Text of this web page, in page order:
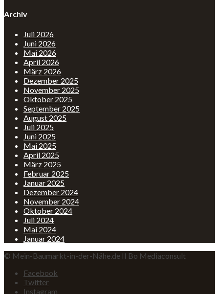
Archiv
Juli 2026
Juni 2026
Mai 2026
April 2026
März 2026
Dezember 2025
November 2025
Oktober 2025
September 2025
August 2025
Juli 2025
Juni 2025
Mai 2025
April 2025
März 2025
Februar 2025
Januar 2025
Dezember 2024
November 2024
Oktober 2024
Juli 2024
Mai 2024
Januar 2024
© Mein-Baumarkt-in-der-Nähe.de II Bo Mediaconsult
Facebook
Twitter
Instagram